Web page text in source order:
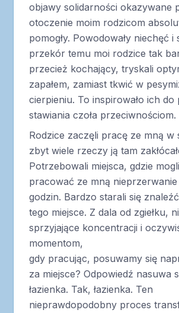
objawy solidarności okazywane
otoczenie moim rodzicom
pomogły. Powodowały niechęć i
przekór temu moi rodzice tak
przecież kochający, tryskali
zapałem, zamiast tkwić w
cierpieniu. To inspirowało ich do
stawiania czoła przeciwnościom.
Rodzice zaczęli pracę ze mną w
zbyt wiele rzeczy ją tam
Potrzebowali miejsca, gdzie
pracować ze mną
godzin. Bardzo starali się
tego miejsce. Z dala od zgiełku,
sprzyjające koncentracji i
momentom,
gdy pracując, posuwamy się
za miejsce? Odpowiedź nasuwa
łazienka. Tak, łazienka. Ten
nieprawdopodobny proces